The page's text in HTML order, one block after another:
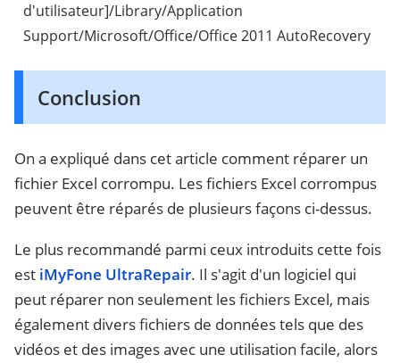
d'utilisateur]/Library/Application
Support/Microsoft/Office/Office 2011 AutoRecovery
Conclusion
On a expliqué dans cet article comment réparer un
fichier Excel corrompu. Les fichiers Excel corrompus
peuvent être réparés de plusieurs façons ci-dessus.
Le plus recommandé parmi ceux introduits cette fois
est iMyFone UltraRepair. Il s'agit d'un logiciel qui
peut réparer non seulement les fichiers Excel, mais
également divers fichiers de données tels que des
vidéos et des images avec une utilisation facile, alors